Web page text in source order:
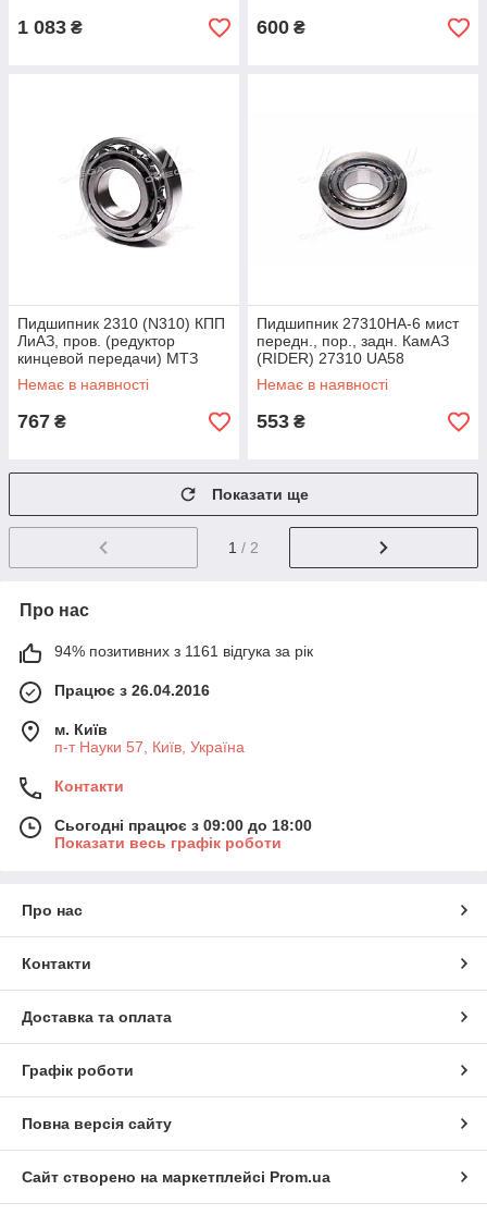
1 083 ₴ 600 ₴
Пидшипник 2310 (N310) КПП
ЛиАЗ, пров. (редуктор
кинцевой передачи) МТЗ
(RIDER) 2310 UA58
Немає в наявності
767 ₴
Пидшипник 27310НА-6 мист
передн., пор., задн. КамАЗ
(RIDER) 27310 UA58
Немає в наявності
553 ₴
Показати ще
1 / 2
Про нас
94% позитивних з 1161 відгука за рік
Працює з 26.04.2016
м. Київ
п-т Науки 57, Київ, Україна
Контакти
Сьогодні працює з 09:00 до 18:00
Показати весь графік роботи
Про нас
Контакти
Доставка та оплата
Графік роботи
Повна версія сайту
Сайт створено на маркетплейсі Prom.ua